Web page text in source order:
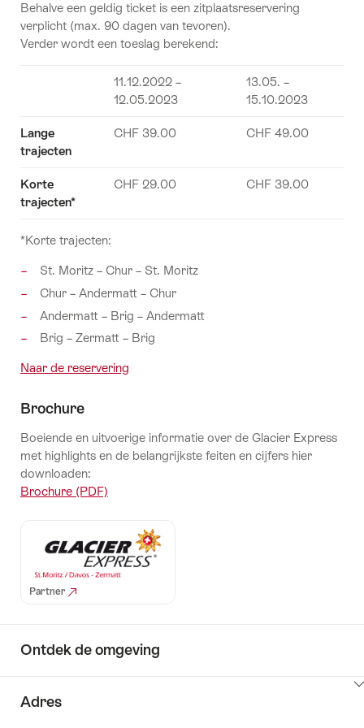
Behalve een geldig ticket is een zitplaatsreservering
verplicht (max. 90 dagen van tevoren).
Verder wordt een toeslag berekend:
11.12.2022 –
12.05.2023
13.05. –
15.10.2023
Lange
trajecten
CHF 39.00 CHF 49.00
Korte
trajecten*
CHF 29.00 CHF 39.00
*Korte trajecten:
St. Moritz – Chur – St. Moritz
Chur – Andermatt – Chur
Andermatt – Brig – Andermatt
Brig – Zermatt – Brig
Naar de reservering
Brochure
Boeiende en uitvoerige informatie over de Glacier Express
met highlights en de belangrijkste feiten en cijfers hier
downloaden:
Brochure (PDF)
Partner
Ontdek de omgeving
hier
Adres